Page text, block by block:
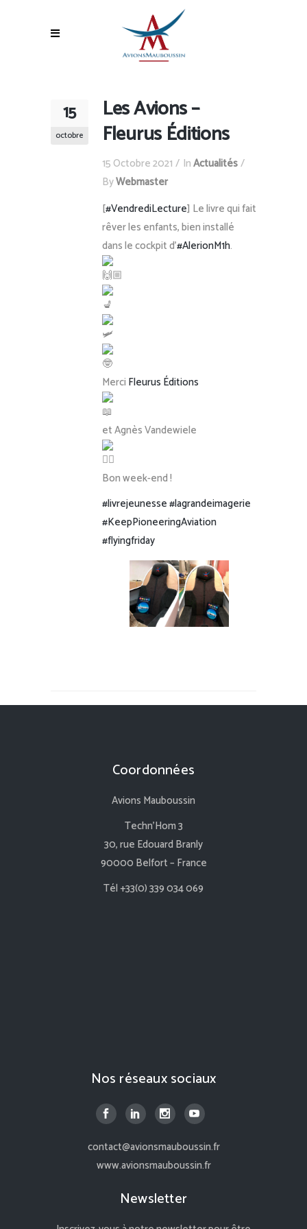
15
octobre
Les Avions –
Fleurus Éditions
15 Octobre 2021 InActualités
ByWebmaster
[#VendrediLecture] Le livre qui fait
rêver les enfants, bien installé
dans le cockpit d’#AlerionM1h.
Merci Fleurus Éditions
et Agnès Vandewiele
Bon week-end !
#livrejeunesse#lagrandeimagerie
#KeepPioneeringAviation
#flyingfriday
Coordonnées
Avions Mauboussin
Techn’Hom 3
30, rue Edouard Branly
90000 Belfort – France
Tél +33(0) 339 034 069
Nos réseaux sociaux
contact@avionsmauboussin.fr
www.avionsmauboussin.fr
Newsletter